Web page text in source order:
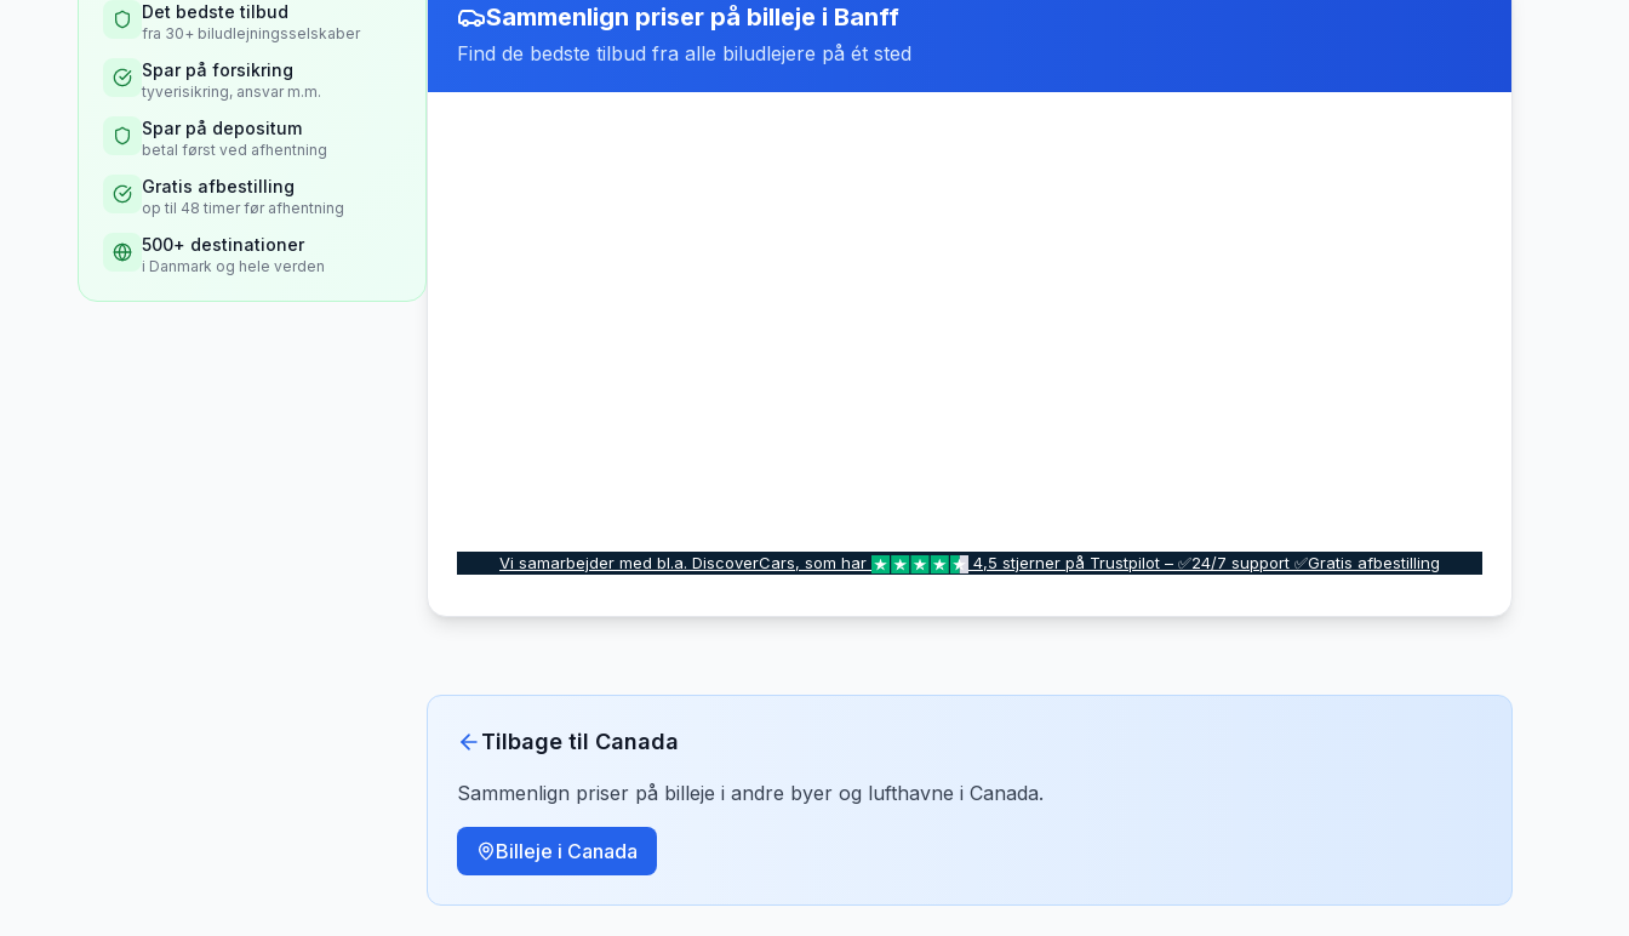
Det bedste tilbud
fra 30+ biludlejningsselskaber
Spar på forsikring
tyverisikring, ansvar m.m.
Spar på depositum
betal først ved afhentning
Gratis afbestilling
op til 48 timer før afhentning
500+ destinationer
i Danmark og hele verden
Sammenlign priser på billeje i Banff
Find de bedste tilbud fra alle biludlejere på ét sted
Vi samarbejder med bl.a. DiscoverCars, som har 4,5 stjerner på Trustpilot – ✅24/7 support ✅Gratis afbestilling
Tilbage til Canada
Sammenlign priser på billeje i andre byer og lufthavne i Canada.
Billeje i Canada